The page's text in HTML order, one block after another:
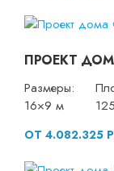
ПРОЕКТ
Размеры:
16×9 м
ОТ 4.082.325